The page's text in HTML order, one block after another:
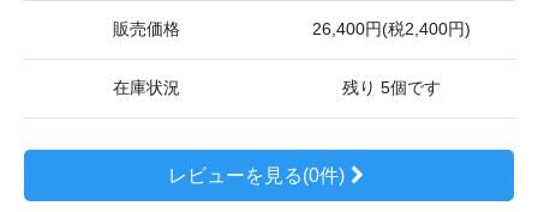
販売価格 26,400円(税2,400円)
在庫状況 残り 5個です
レビューを見る(0件)